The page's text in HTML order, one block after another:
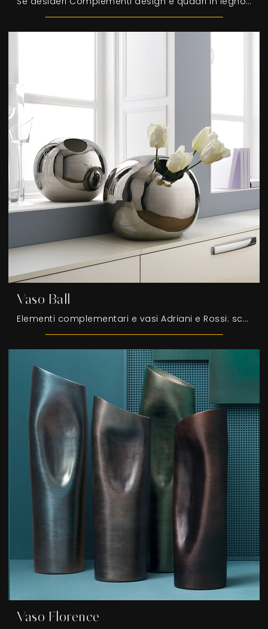
Vaso Ball
Elementi complementari e vasi Adriani e Rossi: scopri come impreziosire i tuoi locali design con il modello Vaso Ball.
Vaso Florence